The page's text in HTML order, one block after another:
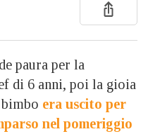
paura per la
di 6 anni, poi la gioia
era uscito per
nel pomeriggio